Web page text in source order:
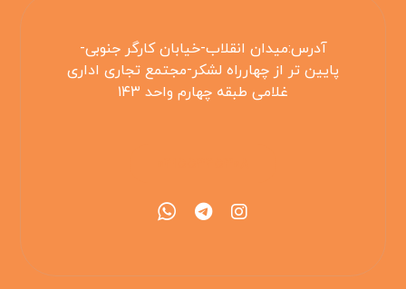
آدرس:میدان انقلاب-خیابان کارگر جنوبی-
پایین تر از چهارراه لشکر-مجتمع تجاری اداری
غلامی طبقه چهارم واحد ۱۴۳